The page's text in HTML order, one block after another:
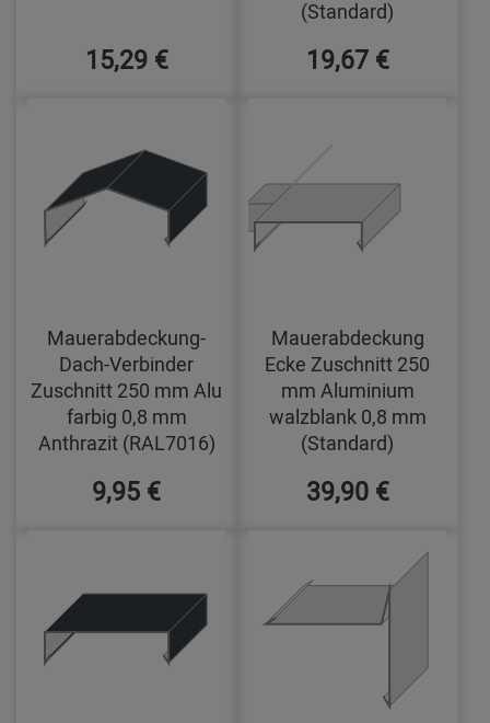
15,29 €
(Standard)
19,67 €
Mauerabdeckung-
Dach-Verbinder
Zuschnitt 250 mm Alu
farbig 0,8 mm
Anthrazit (RAL7016)
9,95 €
Mauerabdeckung
Ecke Zuschnitt 250
mm Aluminium
walzblank 0,8 mm
(Standard)
39,90 €